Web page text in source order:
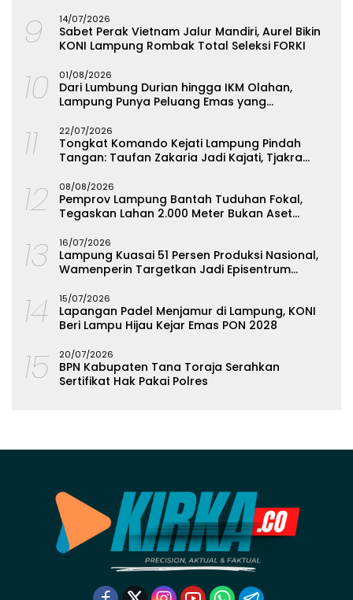
9 14/07/2026
Sabet Perak Vietnam Jalur Mandiri, Aurel Bikin
KONI Lampung Rombak Total Seleksi FORKI
10 01/08/2026
Dari Lumbung Durian hingga IKM Olahan,
Lampung Punya Peluang Emas yang
11 22/07/2026
Tongkat Komando Kejati Lampung Pindah
Tangan: Taufan Zakaria Jadi Kajati, Tjakra
12 08/08/2026
Pemprov Lampung Bantah Tuduhan Fokal,
Tegaskan Lahan 2.000 Meter Bukan Aset
13 16/07/2026
Lampung Kuasai 51 Persen Produksi Nasional,
Wamenperin Targetkan Jadi Episentrum
14 15/07/2026
Lapangan Padel Menjamur di Lampung, KONI
Beri Lampu Hijau Kejar Emas PON 2028
15 20/07/2026
BPN Kabupaten Tana Toraja Serahkan
Sertifikat Hak Pakai Polres